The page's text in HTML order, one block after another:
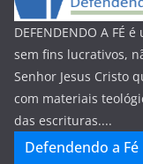
DEFENDENDO A FÉ
sem fins lucrativos,
Senhor Jesus Cristo
com materiais
das escrituras....
Defendendo a Fé